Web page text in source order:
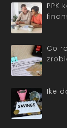
PPK
Co
Ike